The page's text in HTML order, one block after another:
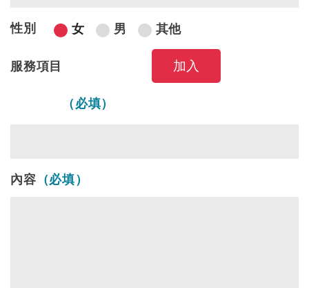
性別 女 男 其他
服務項目
（必填）
內容 （必填）